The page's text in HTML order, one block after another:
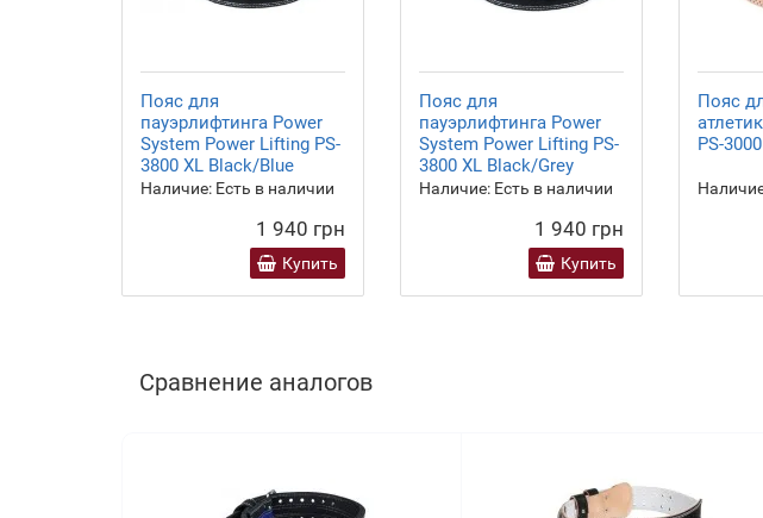
Пояс для
пауэрлифтинга Power
System Power Lifting PS-
3800 XL Black/Blue
Наличие: Есть в наличии
1 940 грн
Купить
Пояс для
пауэрлифтинга Power
System Power Lifting PS-
3800 XL Black/Grey
Наличие: Есть в наличии
1 940 грн
Купить
Пояс
PS-
Сравнение аналогов